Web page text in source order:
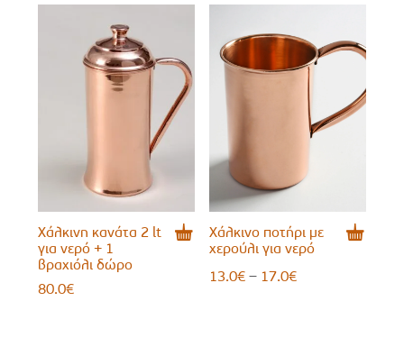
17.0€
Χάλκινη κανάτα 2 lt
για νερό + 1
βραχιόλι δώρο
80.0€
Χάλκινο ποτήρι με
χερούλι για νερό
13.0€ – 17.0€Price